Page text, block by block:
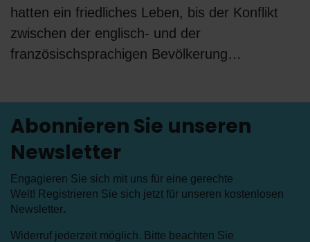
hatten ein friedliches Leben, bis der Konflikt
zwischen der englisch- und der
französischsprachigen Bevölkerung…
Abonnieren Sie unseren
Newsletter
Engagieren Sie sich mit uns für eine gerechte
Welt! Registrieren Sie sich jetzt für unseren kostenlosen
Newsletter.
Widerruf jederzeit möglich. Bitte beachten Sie